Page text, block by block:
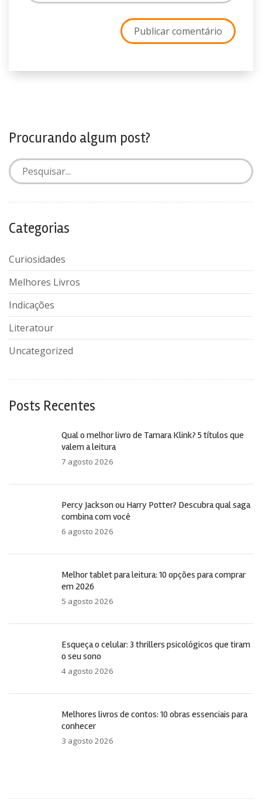
Procurando algum post?
Categorias
Curiosidades
Melhores Livros
Indicações
Literatour
Uncategorized
Posts Recentes
Qual o melhor livro de Tamara Klink? 5 títulos que
valem a leitura
7 agosto 2026
Percy Jackson ou Harry Potter? Descubra qual saga
combina com você
6 agosto 2026
Melhor tablet para leitura: 10 opções para comprar
em 2026
5 agosto 2026
Esqueça o celular: 3 thrillers psicológicos que tiram
o seu sono
4 agosto 2026
Melhores livros de contos: 10 obras essenciais para
conhecer
3 agosto 2026